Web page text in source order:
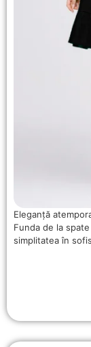
Eleganță
Funda de la
simplitatea în